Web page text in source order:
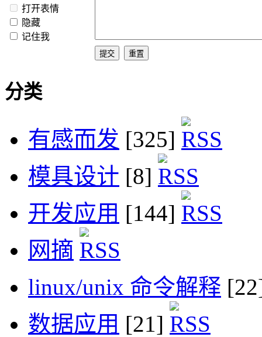
打开表情
隐藏
记住我
分类
有感而发 [325]
模具设计 [8]
开发应用 [144]
网摘
linux/unix 命令解释
数据应用 [21]